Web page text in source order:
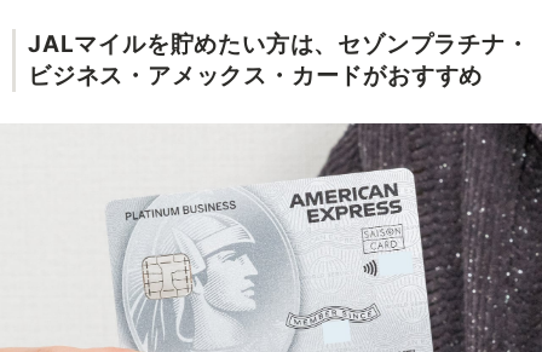
JALマイルを貯めたい方は、セゾンプラチナ・
ビジネス・アメックス・カードがおすすめ